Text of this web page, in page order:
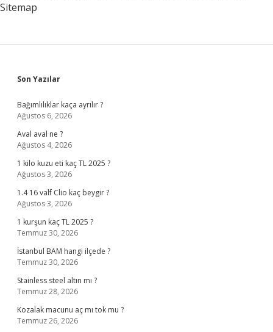
Sitemap
Sidebar
Son Yazılar
Bağımlılıklar kaça ayrılır ?
Ağustos 6, 2026
Aval aval ne ?
Ağustos 4, 2026
1 kilo kuzu eti kaç TL 2025 ?
Ağustos 3, 2026
1.4 16 valf Clio kaç beygir ?
Ağustos 3, 2026
1 kurşun kaç TL 2025 ?
Temmuz 30, 2026
İstanbul BAM hangi ilçede ?
Temmuz 30, 2026
Stainless steel altın mı ?
Temmuz 28, 2026
Kozalak macunu aç mı tok mu ?
Temmuz 26, 2026